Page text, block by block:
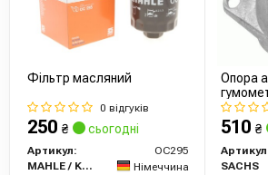
Фільтр масляний
0 відгуків
250 ₴ сьогодні
Артикул:
OC295
MAHLE / KNECHT
Німеччина
Опора
510 ₴
SACHS